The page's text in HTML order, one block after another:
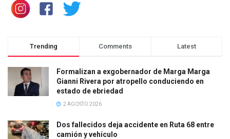
Trending Comments Latest
Formalizan a exgobernador de Marga Marga
Gianni Rivera por atropello conduciendo en
estado de ebriedad
2 AGOSTO 2026
Dos fallecidos deja accidente en Ruta 68 entre
camión y vehículo